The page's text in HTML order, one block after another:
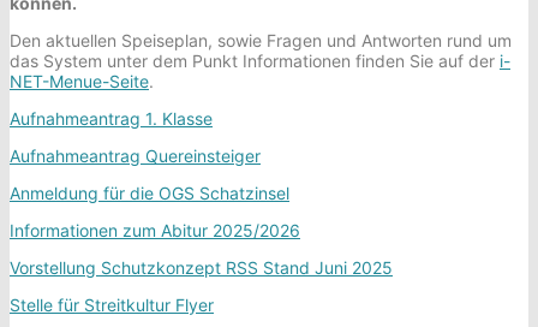
Den aktuellen Speiseplan, sowie Fragen und Antworten rund um
das System unter dem Punkt Informationen finden Sie auf der i-
NET-Menue-Seite.
Aufnahmeantrag 1. Klasse
Aufnahmeantrag Quereinsteiger
Anmeldung für die OGS Schatzinsel
Informationen zum Abitur 2025/2026
Vorstellung Schutzkonzept RSS Stand Juni 2025
Stelle für Streitkultur Flyer